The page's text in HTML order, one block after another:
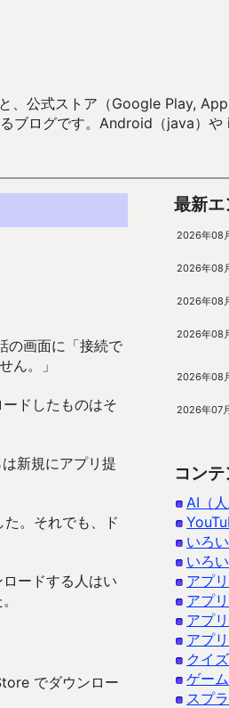
、公式ストア（Google Play,
ブログです。Android（java）
の画面に「接続で
ん。」
ドしたものはそ
新規にアプリ提
。それでも、ド
ードする人はい
でダウンロー
最新エ
2026年08
2026年08
2026年08
2026年08
2026年08
2026年07
コン
AI（
いろ
いろ
アプ
アプ
アプ
アプ
クイ
ゲー
スプ